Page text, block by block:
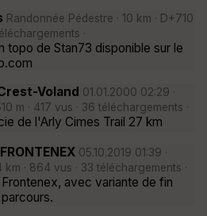
Randonnée Pédestre · 10 km · D+710
·
topo de Stan73 disponible sur le
Voland 01.01.2000 02:29 ·
m · 417 vus · 36 téléchargements ·
de l'Arly Cimes Trail 27 km
05.10.2019 01:39 ·
km · 864 vus · 33 téléchargements ·
avec variante de fin